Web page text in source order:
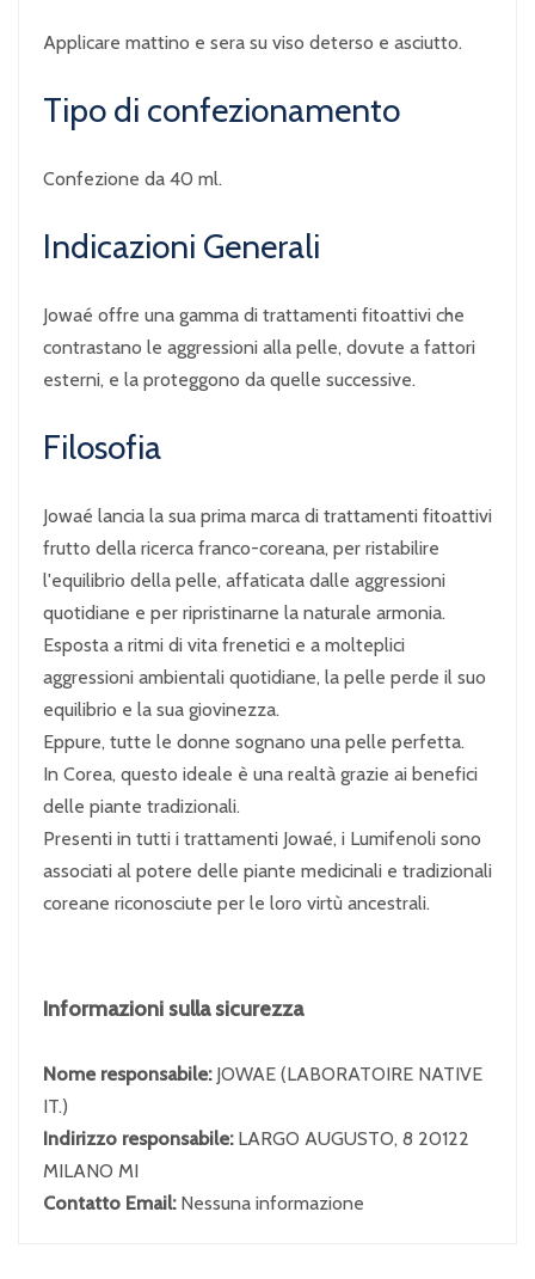
Applicare mattino e sera su viso deterso e asciutto.
Tipo di confezionamento
Confezione da 40 ml.
Indicazioni Generali
Jowaé offre una gamma di trattamenti fitoattivi che
contrastano le aggressioni alla pelle, dovute a fattori
esterni, e la proteggono da quelle successive.
Filosofia
Jowaé lancia la sua prima marca di trattamenti fitoattivi
frutto della ricerca franco-coreana, per ristabilire
l'equilibrio della pelle, affaticata dalle aggressioni
quotidiane e per ripristinarne la naturale armonia.
Esposta a ritmi di vita frenetici e a molteplici
aggressioni ambientali quotidiane, la pelle perde il suo
equilibrio e la sua giovinezza.
Eppure, tutte le donne sognano una pelle perfetta.
In Corea, questo ideale è una realtà grazie ai benefici
delle piante tradizionali.
Presenti in tutti i trattamenti Jowaé, i Lumifenoli sono
associati al potere delle piante medicinali e tradizionali
coreane riconosciute per le loro virtù ancestrali.
Informazioni sulla sicurezza
Nome responsabile: JOWAE (LABORATOIRE NATIVE
IT.)
Indirizzo responsabile: LARGO AUGUSTO, 8 20122
MILANO MI
Contatto Email: Nessuna informazione